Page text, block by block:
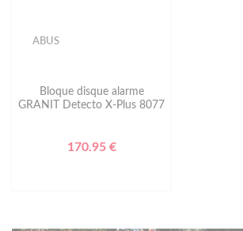
ABUS
Bloque disque alarme
GRANIT Detecto X-Plus 8077
170.95 €